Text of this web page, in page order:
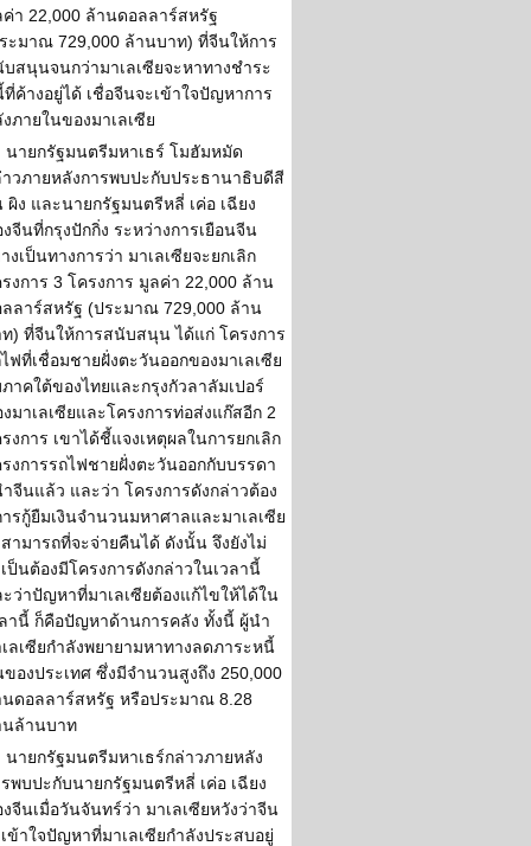
า 22,000 ล้านดอลลาร์สหรัฐ
ะมาณ 729,000 ล้านบาท) ที่จีนให้การ
สนุนจนกว่ามาเลเซียจะหาทางชำระ
ค้างอยู่ได้ เชื่อจีนจะเข้าใจปัญหาการ
ภายในของมาเลเซีย
นายกรัฐมนตรีมหาเธร์ โมฮัมหมัด
วภายหลังการพบปะกับประธานาธิบดีสี
ผิง และนายกรัฐมนตรีหลี่ เค่อ เฉียง
จีนที่กรุงปักกิ่ง ระหว่างการเยือนจีน
งเป็นทางการว่า มาเลเซียจะยกเลิก
งการ 3 โครงการ มูลค่า 22,000 ล้าน
ลาร์สหรัฐ (ประมาณ 729,000 ล้าน
) ที่จีนให้การสนับสนุน ได้แก่ โครงการ
ฟที่เชื่อมชายฝั่งตะวันออกของมาเลเซีย
าคใต้ของไทยและกรุงกัวลาลัมเปอร์
มาเลเซียและโครงการท่อส่งแก๊สอีก 2
งการ เขาได้ชี้แจงเหตุผลในการยกเลิก
งการรถไฟชายฝั่งตะวันออกกับบรรดา
จีนแล้ว และว่า โครงการดังกล่าวต้อง
รกู้ยืมเงินจำนวนมหาศาลและมาเลเซีย
ามารถที่จะจ่ายคืนได้ ดังนั้น จึงยังไม่
ป็นต้องมีโครงการดังกล่าวในเวลานี้
ว่าปัญหาที่มาเลเซียต้องแก้ไขให้ได้ใน
านี้ ก็คือปัญหาด้านการคลัง ทั้งนี้ ผู้นำ
ลเซียกำลังพยายามหาทางลดภาระหนี้
องประเทศ ซึ่งมีจำนวนสูงถึง 250,000
ดอลลาร์สหรัฐ หรือประมาณ 8.28
นล้านบาท
นายกรัฐมนตรีมหาเธร์กล่าวภายหลัง
พบปะกับนายกรัฐมนตรีหลี่ เค่อ เฉียง
จีนเมื่อวันจันทร์ว่า มาเลเซียหวังว่าจีน
ข้าใจปัญหาที่มาเลเซียกำลังประสบอยู่